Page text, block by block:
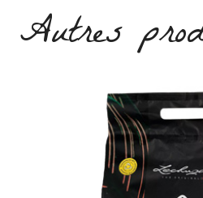
Autres